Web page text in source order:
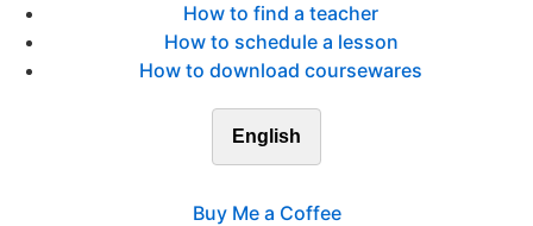
How to find a teacher
How to schedule a lesson
How to download coursewares
English
Buy Me a Coffee